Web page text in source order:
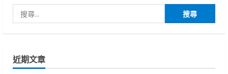
尋
字:
近期文章